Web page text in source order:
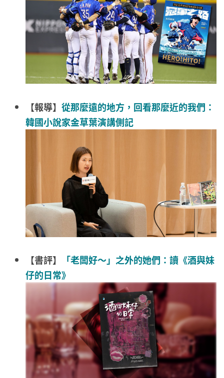
【報導】 從那麼遠的地方，回看那麼近的我們：
韓國小說家金草葉演講側記
【書評】
「老闆好～」之外的她們：讀《酒與妹
仔的日常》